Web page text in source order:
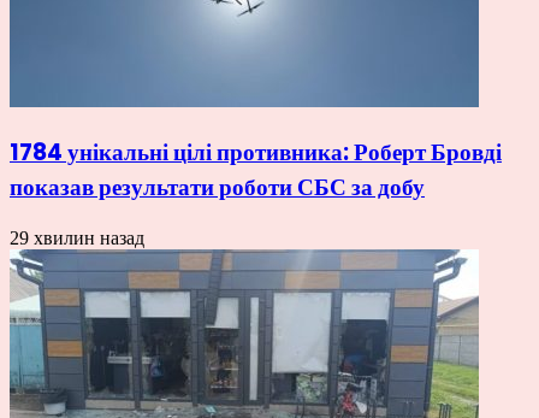
1784 унікальні цілі противника: Роберт Бровді
показав результати роботи СБС за добу
29 хвилин назад